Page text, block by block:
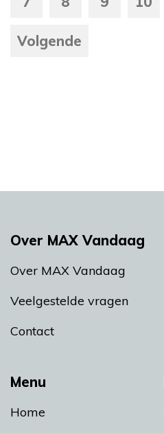
Volgende
Menu
Home
Over MAX Vandaag
Over MAX Vandaag
Veelgestelde vragen
Contact